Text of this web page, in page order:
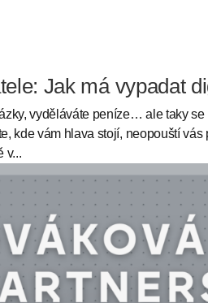
Jak má vypadat
vyděláváte peníze… ale taky
kde vám hlava stojí, neopouští
v...